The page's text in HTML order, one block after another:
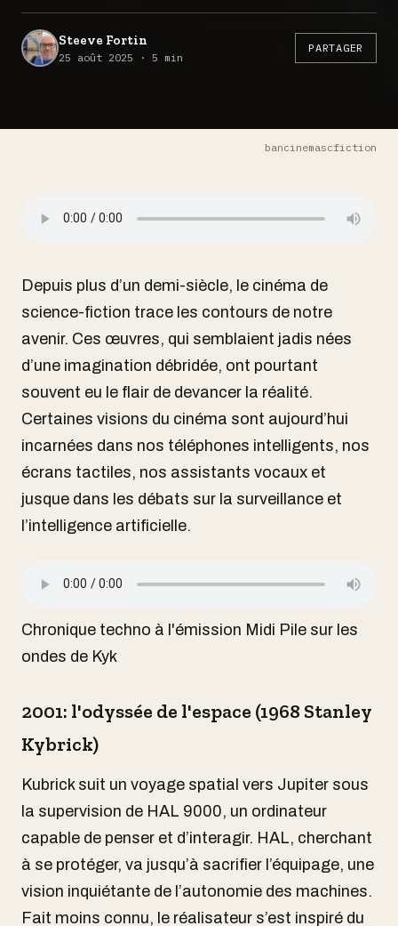
Steeve Fortin
25 août 2025 · 5 min
PARTAGER
bancinemascfiction
Depuis plus d’un demi-siècle, le cinéma de
science-fiction trace les contours de notre
avenir. Ces œuvres, qui semblaient jadis nées
d’une imagination débridée, ont pourtant
souvent eu le flair de devancer la réalité.
Certaines visions du cinéma sont aujourd’hui
incarnées dans nos téléphones intelligents, nos
écrans tactiles, nos assistants vocaux et
jusque dans les débats sur la surveillance et
l’intelligence artificielle.
Chronique techno à l'émission Midi Pile sur les
ondes de Kyk
2001: l'odyssée de l'espace (1968 Stanley
Kybrick)
Kubrick suit un voyage spatial vers Jupiter sous
la supervision de HAL 9000, un ordinateur
capable de penser et d’interagir. HAL, cherchant
à se protéger, va jusqu’à sacrifier l’équipage, une
vision inquiétante de l’autonomie des machines.
Fait moins connu, le réalisateur s’est inspiré du